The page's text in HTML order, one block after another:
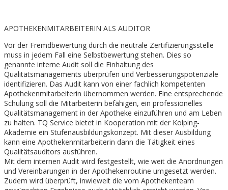
APOTHEKENMITARBEITERIN ALS AUDITOR
Vor der Fremdbewertung durch die neutrale Zertifizierungsstelle
muss in jedem Fall eine Selbstbewertung stehen. Dies so
genannte interne Audit soll die Einhaltung des
Qualitätsmanagements überprüfen und Verbesserungspotenziale
identifizieren. Das Audit kann von einer fachlich kompetenten
Apothekenmitarbeiterin übernommen werden. Eine entsprechende
Schulung soll die Mitarbeiterin befähigen, ein professionelles
Qualitätsmanagement in der Apotheke einzuführen und am Leben
zu halten. TQ Service bietet in Kooperation mit der Kolping-
Akademie ein Stufenausbildungskonzept. Mit dieser Ausbildung
kann eine Apothekenmitarbeiterin dann die Tätigkeit eines
Qualitätsauditors ausführen.
Mit dem internen Audit wird festgestellt, wie weit die Anordnungen
und Vereinbarungen in der Apothekenroutine umgesetzt werden.
Zudem wird überprüft, inwieweit die vom Apothekenteam